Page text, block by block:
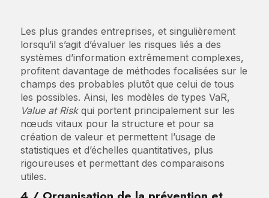
Les plus grandes entreprises, et singulièrement
lorsqu’il s’agit d’évaluer les risques liés a des
systèmes d’information extrêmement complexes,
profitent davantage de méthodes focalisées sur le
champs des probables plutôt que celui de tous
les possibles. Ainsi, les modèles de types VaR,
Value at Riskqui portent principalement sur les
nœuds vitaux pour la structure et pour sa
création de valeur et permettent l’usage de
statistiques et d’échelles quantitatives, plus
rigoureuses et permettant des comparaisons
utiles.